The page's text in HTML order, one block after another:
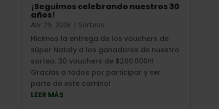
¡Seguimos celebrando nuestros 30
años!
Abr 29, 2026 | Sorteos
Hicimos la entrega de los vouchers de
súper Nataly a los ganadores de nuestro
sorteo. 30 vouchers de $200.000!!!
Gracias a todos por participar y ser
parte de este camino!
LEER MÁS